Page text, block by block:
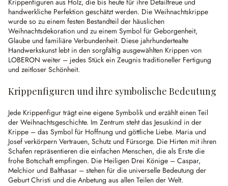
Krippenfiguren aus Holz, die bis heute für ihre Detailtreue und
handwerkliche Perfektion geschätzt werden. Die Weihnachtskrippe
wurde so zu einem festen Bestandteil der häuslichen
Weihnachtsdekoration und zu einem Symbol für Geborgenheit,
Glaube und familiäre Verbundenheit. Diese jahrhundertealte
Handwerkskunst lebt in den sorgfältig ausgewählten Krippen von
LOBERON weiter – jedes Stück ein Zeugnis traditioneller Fertigung
und zeitloser Schönheit.
Krippenfiguren und ihre symbolische Bedeutung
Jede Krippenfigur trägt eine eigene Symbolik und erzählt einen Teil
der Weihnachtsgeschichte. Im Zentrum steht das Jesuskind in der
Krippe – das Symbol für Hoffnung und göttliche Liebe. Maria und
Josef verkörpern Vertrauen, Schutz und Fürsorge. Die Hirten mit ihren
Schafen repräsentieren die einfachen Menschen, die als Erste die
frohe Botschaft empfingen. Die Heiligen Drei Könige – Caspar,
Melchior und Balthasar – stehen für die universelle Bedeutung der
Geburt Christi und die Anbetung aus allen Teilen der Welt.